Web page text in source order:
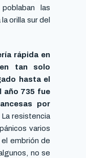
las
orilla sur del
rápida en
tan solo
hasta el
año 735 fue
por
. La resistencia
varios
embrión de
no se